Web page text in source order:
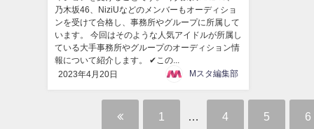
乃木坂46、NiziUなどのメンバーもオーディショ
ンを受けて合格し、事務所やグループに所属して
います。 今回はそのような人気アイドルが所属し
ている大手事務所やグループのオーディション情
報について紹介します。 ✔この...
2023年4月20日
Mスタ編集部
1 4 5 6